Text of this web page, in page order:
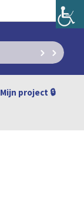
Mijn project 🔒